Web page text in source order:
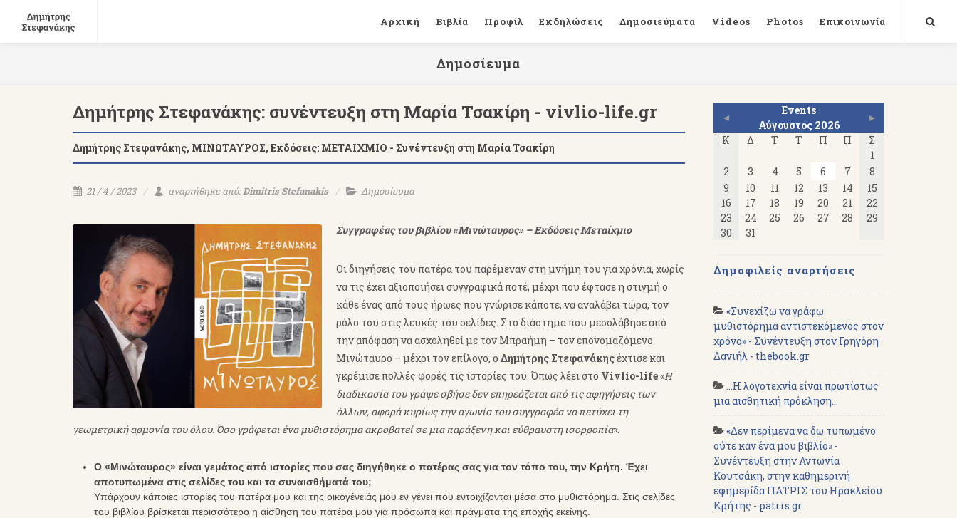
Αρχική Βιβλία Προφίλ Εκδηλώσεις Δημοσιεύματα Videos Photos Επικοινωνία
Δημοσίευμα
Δημήτρης Στεφανάκης: συνέντευξη στη Μαρία Τσακίρη - vivlio-life.gr
Δημήτρης Στεφανάκης, ΜΙΝΩΤΑΥΡΟΣ, Εκδόσεις: ΜΕΤΑΙΧΜΙΟ - Συνέντευξη στη Μαρία Τσακίρη
21 / 4 / 2023 αναρτήθηκε από:Dimitris Stefanakis Δημοσίευμα
Συγγραφέας του βιβλίου «Μινώταυρος» – Εκδόσεις Μεταίχμιο
Οι διηγήσεις του πατέρα του παρέμεναν στη μνήμη του για χρόνια, χωρίς
να τις έχει αξιοποιήσει συγγραφικά ποτέ, μέχρι που έφτασε η στιγμή ο
κάθε ένας από τους ήρωες που γνώρισε κάποτε, να αναλάβει τώρα, τον
ρόλο του στις λευκές του σελίδες. Στο διάστημα που μεσολάβησε από
την απόφαση να ασχοληθεί με τον Μπραήμη – τον επονομαζόμενο
Μινώταυρο – μέχρι τον επίλογο, ο Δημήτρης Στεφανάκηςέχτισε και
γκρέμισε πολλές φορές τις ιστορίες του. Όπως λέει στο Vivlio-life«Η
διαδικασία του γράψε σβήσε δεν επηρεάζεται από τις αφηγήσεις των
άλλων, αφορά κυρίως την αγωνία του συγγραφέα να πετύχει τη
γεωμετρική αρμονία του όλου. Όσο γράφεται ένα μυθιστόρημα ακροβατεί σε μια παράξενη και εύθραυστη ισορροπία».
Ο «Μινώταυρος» είναι γεμάτος από ιστορίες που σας διηγήθηκε ο πατέρας σας για τον τόπο του, την Κρήτη. Έχει
αποτυπωμένα στις σελίδες του και τα συναισθήματά του;
Υπάρχουν κάποιες ιστορίες του πατέρα μου και της οικογένειάς μου εν γένει που εντοιχίζονται μέσα στο μυθιστόρημα. Στις σελίδες
του βιβλίου βρίσκεται περισσότερο η αίσθηση του πατέρα μου για πρόσωπα και πράγματα της εποχής εκείνης.
◄
Events
Αύγουστος 2026
►
Κ
Δ Τ Τ Π Π
Σ
1
2
3 4 5 6 7
8
9
10 11 12 13 14
15
16
17 18 19 20 21
22
23
24 25 26 27 28
29
30
31
Δημοφιλείς αναρτήσεις
«Συνεχίζω να γράφω
μυθιστόρημα αντιστεκόμενος στον
χρόνο» - Συνέντευξη στον Γρηγόρη
Δανιήλ - thebook.gr
...Η λογοτεχνία είναι πρωτίστως
μια αισθητική πρόκληση...
«Δεν περίμενα να δω τυπωμένο
ούτε καν ένα μου βιβλίο» -
Συνέντευξη στην Αντωνία
Κουτσάκη, στην καθημερινή
εφημερίδα ΠΑΤΡΙΣ του Ηρακλείου
Κρήτης - patris.gr